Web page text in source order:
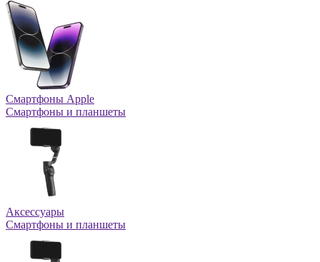
Смартфоны Apple
Смартфоны и планшеты
Аксессуары
Смартфоны и планшеты